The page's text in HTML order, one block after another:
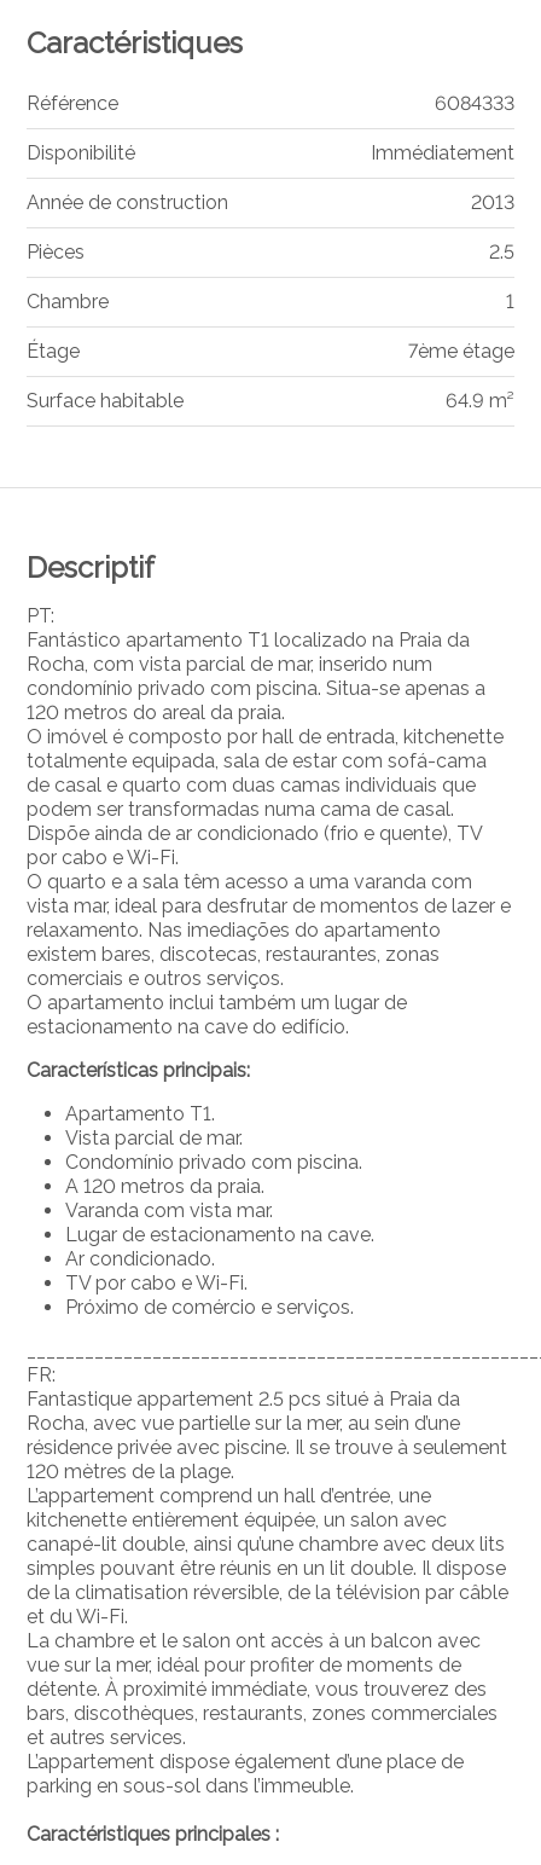
Descriptif
PT:
Fantástico apartamento T1 localizado na Praia da
Rocha, com vista parcial de mar, inserido num
condomínio privado com piscina. Situa-se apenas a
120 metros do areal da praia.
O imóvel é composto por hall de entrada, kitchenette
totalmente equipada, sala de estar com sofá-cama
de casal e quarto com duas camas individuais que
podem ser transformadas numa cama de casal.
Dispõe ainda de ar condicionado (frio e quente), TV
por cabo e Wi-Fi.
O quarto e a sala têm acesso a uma varanda com
vista mar, ideal para desfrutar de momentos de lazer e
relaxamento. Nas imediações do apartamento
existem bares, discotecas, restaurantes, zonas
comerciais e outros serviços.
O apartamento inclui também um lugar de
estacionamento na cave do edifício.
Características principais:
Apartamento T1.
Vista parcial de mar.
Condomínio privado com piscina.
A 120 metros da praia.
Varanda com vista mar.
Lugar de estacionamento na cave.
Ar condicionado.
TV por cabo e Wi-Fi.
Próximo de comércio e serviços.
FR:
Fantastique appartement 2.5 pcs situé à Praia da
Rocha, avec vue partielle sur la mer, au sein d’une
résidence privée avec piscine. Il se trouve à seulement
120 mètres de la plage.
L’appartement comprend un hall d’entrée, une
kitchenette entièrement équipée, un salon avec
canapé-lit double, ainsi qu’une chambre avec deux lits
simples pouvant être réunis en un lit double. Il dispose
de la climatisation réversible, de la télévision par câble
et du Wi-Fi.
La chambre et le salon ont accès à un balcon avec
vue sur la mer, idéal pour profiter de moments de
détente. À proximité immédiate, vous trouverez des
bars, discothèques, restaurants, zones commerciales
et autres services.
L’appartement dispose également d’une place de
parking en sous-sol dans l’immeuble.
Caractéristiques principales :
Caractéristiques
Référence 6084333
Disponibilité Immédiatement
Année de construction 2013
Pièces 2.5
Chambre 1
Étage 7ème étage
Surface habitable 64.9 m²